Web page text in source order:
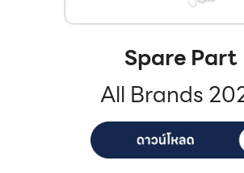
Spare Part
All Brands